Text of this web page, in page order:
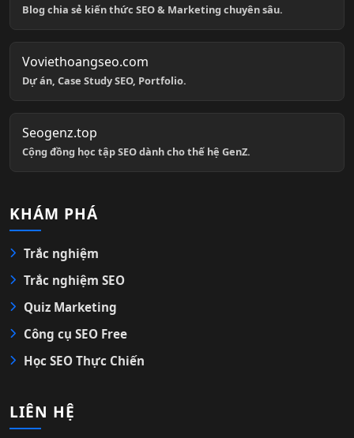
Blog chia sẻ kiến thức SEO & Marketing chuyên sâu.
Voviethoangseo.com
Dự án, Case Study SEO, Portfolio.
Seogenz.top
Cộng đồng học tập SEO dành cho thế hệ GenZ.
KHÁM PHÁ
Trắc nghiệm
Trắc nghiệm SEO
Quiz Marketing
Công cụ SEO Free
Học SEO Thực Chiến
LIÊN HỆ